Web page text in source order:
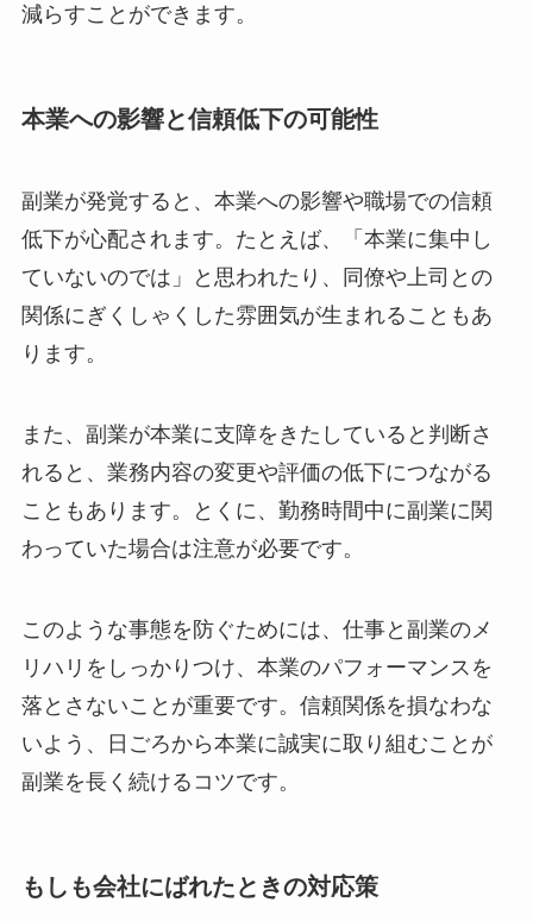
減らすことができます。
本業への影響と信頼低下の可能性
副業が発覚すると、本業への影響や職場での信頼
低下が心配されます。たとえば、「本業に集中し
ていないのでは」と思われたり、同僚や上司との
関係にぎくしゃくした雰囲気が生まれることもあ
ります。
また、副業が本業に支障をきたしていると判断さ
れると、業務内容の変更や評価の低下につながる
こともあります。とくに、勤務時間中に副業に関
わっていた場合は注意が必要です。
このような事態を防ぐためには、仕事と副業のメ
リハリをしっかりつけ、本業のパフォーマンスを
落とさないことが重要です。信頼関係を損なわな
いよう、日ごろから本業に誠実に取り組むことが
副業を長く続けるコツです。
もしも会社にばれたときの対応策